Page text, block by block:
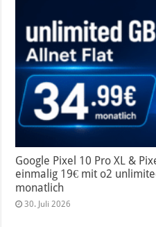
Google Pixel 10 Pro XL &
einmalig 19€ mit o2
monatlich
30. Juli 2026